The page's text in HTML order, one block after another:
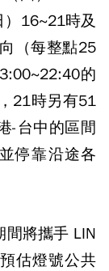
16~21時及
（每整點25
的
21時另有51
-台中的區間
停靠沿途各
間將攜手 LIN
估燈號公共